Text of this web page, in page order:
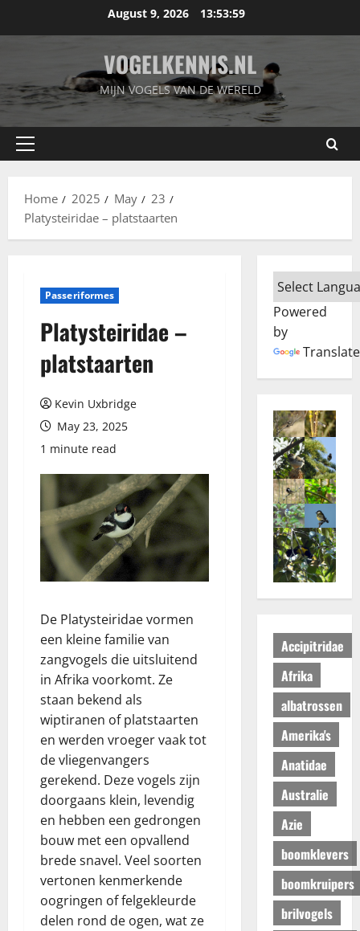
August 9, 2026 13:54:00
VOGELKENNIS.NL
MIJN VOGELS VAN DE WERELD
Primary
Home
2025 May
23
Platysteiridae – platstaarten
Passeriformes
Platysteiridae –
platstaarten
Kevin Uxbridge
May 23, 2025
1 minute read
De Platysteiridae vormen
een kleine familie van
zangvogels die uitsluitend
in Afrika voorkomt. Ze
staan bekend als
wiptiranen of platstaarten
en werden vroeger vaak tot
de vliegenvangers
gerekend. Deze vogels zijn
doorgaans klein, levendig
en hebben een gedrongen
bouw met een opvallend
brede snavel. Veel soorten
vertonen kenmerkende
oogringen of felgekleurde
delen rond de ogen, wat ze
Powered
by
Translate
Accipitridae
Afrika
albatrossen
Amerika's
Anatidae
Australie
Azie
boomklevers
boomkruipers
brilvogels